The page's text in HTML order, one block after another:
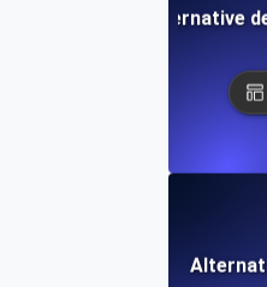
Alternative